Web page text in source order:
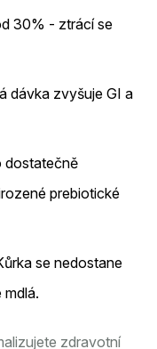
30% - ztrácí se
dávka zvyšuje GI a
dostatečně
prebiotické
se nedostane
zdravotní